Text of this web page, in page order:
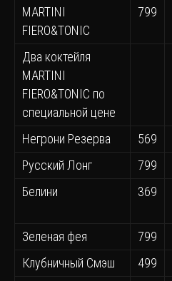
MARTINI
FIERO&TONIC
799
Два коктейля
MARTINI
FIERO&TONIC по
специальной цене
Негрони Резерва 569
Русский Лонг
799
Белини
369
Зеленая фея 799
Клубничный Смэш
499